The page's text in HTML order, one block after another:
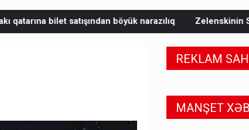
böyük narazılıq Zelenskinin Serbiyaya ilk səfəri:
REKLAM
MANŞET